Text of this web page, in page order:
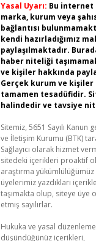
Yasal Uyarı: Bu internet
marka, kurum veya
bağlantısı
kendi hazırladığımız
paylaşılmaktadır.
haber niteliği
ve kişiler hakkında
Gerçek kurum ve
tamamen tesadüfidir.
halindedir ve tavsiye
Sitemiz, 5651 Sayılı
ve İletişim Kurumu (BTK)
Sağlayıcı olarak hizmet
sitedeki içerikleri proaktif
araştırma
üyelerimiz yazdıkları
taşımakta olup, siteye üye
etmiş sayılırlar.
Hukuka ve yasal
düşündüğünüz içerikleri,